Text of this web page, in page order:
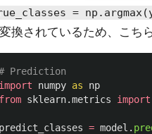
=
換されているため、こち
import
numpy as
np
from sklearn.metrics import
predict_classes = model .